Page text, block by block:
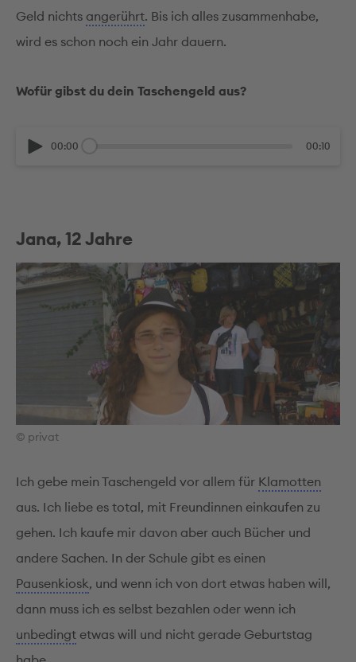
Geld nichts angerührt. Bis ich alles zusammenhabe,
wird es schon noch ein Jahr dauern.
Wofür gibst du dein Taschengeld aus?
00:00 00:10
Jana, 12 Jahre
© privat
Ich gebe mein Taschengeld vor allem für Klamotten
aus. Ich liebe es total, mit Freundinnen einkaufen zu
gehen. Ich kaufe mir davon aber auch Bücher und
andere Sachen. In der Schule gibt es einen
Pausenkiosk, und wenn ich von dort etwas haben will,
dann muss ich es selbst bezahlen oder wenn ich
unbedingt etwas will und nicht gerade Geburtstag